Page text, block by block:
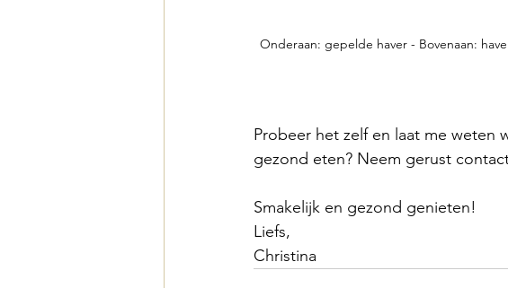
Onderaan: gepelde haver - Bovenaan:
Probeer het zelf en laat me weten
gezond eten? Neem gerust
Smakelijk en gezond genieten!
Liefs,
Christina